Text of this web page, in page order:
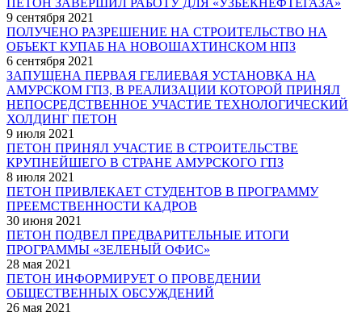
9 сентября 2021
ПОЛУЧЕНО РАЗРЕШЕНИЕ НА СТРОИТЕЛЬСТВО НА
ОБЪЕКТ КУПАБ НА НОВОШАХТИНСКОМ НПЗ
6 сентября 2021
ЗАПУЩЕНА ПЕРВАЯ ГЕЛИЕВАЯ УСТАНОВКА НА
АМУРСКОМ ГПЗ, В РЕАЛИЗАЦИИ КОТОРОЙ ПРИНЯЛ
НЕПОСРЕДСТВЕННОЕ УЧАСТИЕ ТЕХНОЛОГИЧЕСКИЙ
ХОЛДИНГ ПЕТОН
9 июля 2021
ПЕТОН ПРИНЯЛ УЧАСТИЕ В СТРОИТЕЛЬСТВЕ
КРУПНЕЙШЕГО В СТРАНЕ АМУРСКОГО ГПЗ
8 июля 2021
ПЕТОН ПРИВЛЕКАЕТ СТУДЕНТОВ В ПРОГРАММУ
ПРЕЕМСТВЕННОСТИ КАДРОВ
30 июня 2021
ПЕТОН ПОДВЕЛ ПРЕДВАРИТЕЛЬНЫЕ ИТОГИ
ПРОГРАММЫ «ЗЕЛЕНЫЙ ОФИС»
28 мая 2021
ПЕТОН ИНФОРМИРУЕТ О ПРОВЕДЕНИИ
ОБЩЕСТВЕННЫХ ОБСУЖДЕНИЙ
26 мая 2021